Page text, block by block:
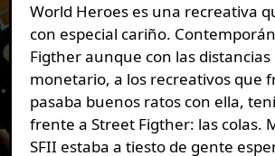
World Heroes es una recreativa
con especial cariño.
Figther aunque con las
monetario, a los recreativos que
pasaba buenos ratos con ella,
frente a Street Figther: las colas.
SFII estaba a tiesto de gente